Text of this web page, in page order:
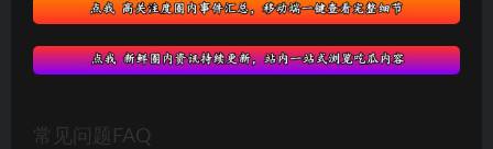
常见问题FAQ